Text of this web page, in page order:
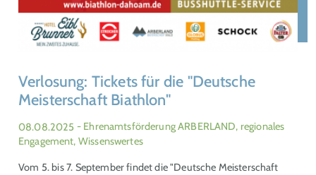
Verlosung: Tickets für die "Deutsche
Meisterschaft Biathlon"
08.08.2025 - Ehrenamtsförderung ARBERLAND, regionales
Engagement, Wissenswertes
Vom 5. bis 7. September findet die "Deutsche Meisterschaft